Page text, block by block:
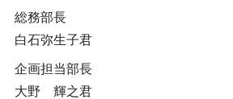
総務部長
白石弥生子君
企画担当部長
大野 輝之君